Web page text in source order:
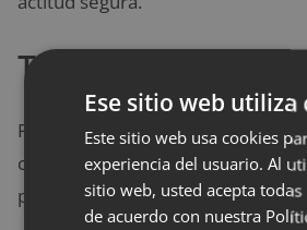
Tip de estilo
Puedes anudar la camisa o usarla
camiseta debajo. Completa con
planos cómodos.
Ese sitio web utiliza
Este sitio web usa cookies
experiencia del usuario. Al
sitio web, usted acepta todas
de acuerdo con nuestra